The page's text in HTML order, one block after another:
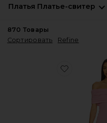
Платья Платье-свитер
870 Товары
Сортировать
Refine